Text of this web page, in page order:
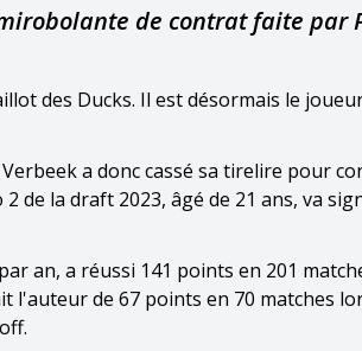
de contrat faite par
des Ducks. Il est désormais le
a donc cassé sa tirelire pour
de la draft 2023, âgé de 21 ans, va
an, a réussi 141 points en 201
l'auteur de 67 points en 70 matches